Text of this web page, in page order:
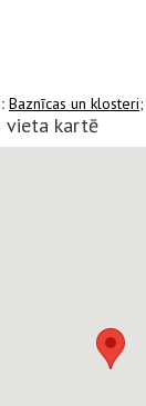
Baznīcas un klosteri;
vieta kartē